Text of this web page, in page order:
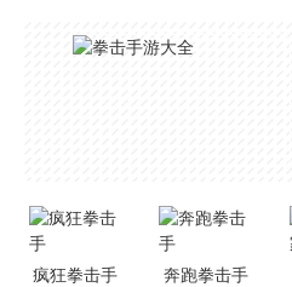
疯狂拳击手 奔跑拳击手